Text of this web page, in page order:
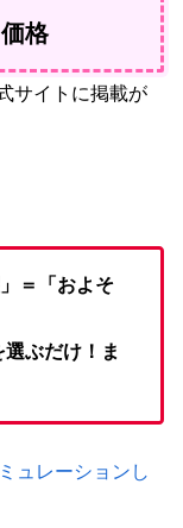
格
サイトに掲載が
＝「およそ
選ぶだけ！ま
ュレーションし